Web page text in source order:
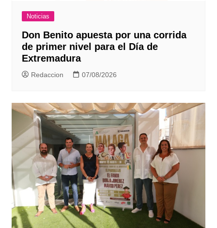
Noticias
Don Benito apuesta por una corrida
de primer nivel para el Día de
Extremadura
Redaccion 07/08/2026